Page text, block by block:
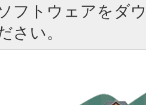
フトウェアをダ
さい。